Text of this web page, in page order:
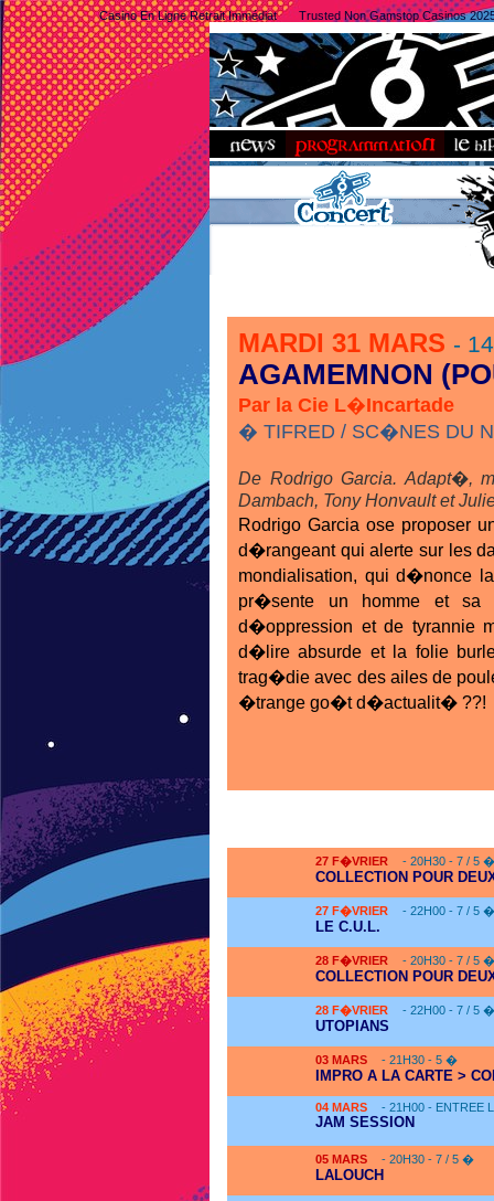
Casino En Ligne Retrait Immédiat Trusted Non Gamstop Casinos
MARDI 31 MARS -
AGAMEMNON
Par la Cie L�Incartade
� TIFRED / SC�NES DU
De Rodrigo Garcia. Adapt�,
Dambach, Tony Honvault et
Rodrigo Garcia ose
d�rangeant qui alerte sur les
mondialisation, qui d�nonce
pr�sente un homme et sa
d�oppression et de tyrannie
d�lire absurde et la folie
trag�die avec des ailes de
�trange go�t d�actualit� ??!
27 F�VRIER - 20H30 - 7 / 5 �
COLLECTION POUR
27 F�VRIER - 22H00 - 7 / 5 �
LE C.U.L.
28 F�VRIER - 20H30 - 7 / 5 �
COLLECTION POUR
28 F�VRIER - 22H00 - 7 / 5 �
UTOPIANS
03 MARS - 21H30 - 5 �
IMPRO A LA CARTE >
04 MARS - 21H00 - ENTREE
JAM SESSION
05 MARS - 20H30 - 7 / 5 �
LALOUCH